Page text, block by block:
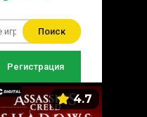
Поиск
Регистрация
4.7